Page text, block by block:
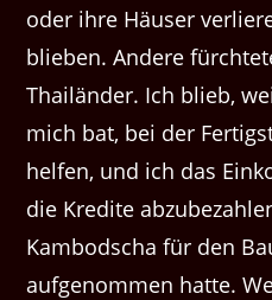
oder ihre Häuser
blieben. Andere
Thailänder. Ich blieb,
mich bat, bei der
helfen, und ich das
die Kredite
Kambodscha für den
aufgenommen hatte.